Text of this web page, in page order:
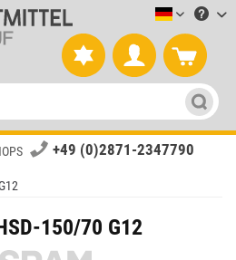
+49 (0)2871-2347790
150/70 G12